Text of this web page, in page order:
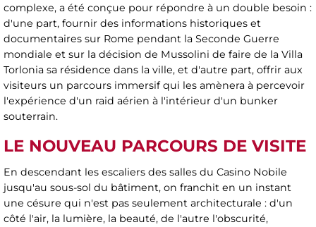
complexe, a été conçue pour répondre à un double besoin :
d'une part, fournir des informations historiques et
documentaires sur Rome pendant la Seconde Guerre
mondiale et sur la décision de Mussolini de faire de la Villa
Torlonia sa résidence dans la ville, et d'autre part, offrir aux
visiteurs un parcours immersif qui les amènera à percevoir
l'expérience d'un raid aérien à l'intérieur d'un bunker
souterrain.
LE NOUVEAU PARCOURS DE VISITE
En descendant les escaliers des salles du Casino Nobile
jusqu'au sous-sol du bâtiment, on franchit en un instant
une césure qui n'est pas seulement architecturale : d'un
côté l'air, la lumière, la beauté, de l'autre l'obscurité,